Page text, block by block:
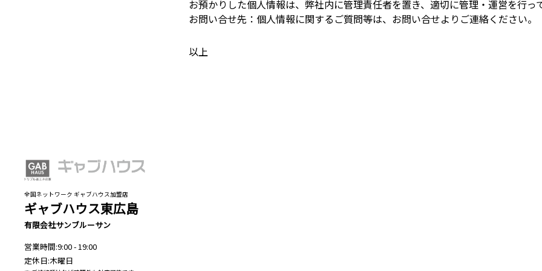
お預かりした個人情報は、弊社内に管理責任者を置き、適切に管理・運営を行っ
お問い合せ先：個人情報に関するご質問等は、お問い合せよりご連絡ください。
以上
全国ネットワーク ギャブハウス加盟店
ギャブハウス東広島
有限会社サンブルーサン
営業時間:9:00 - 19:00
定休日:木曜日